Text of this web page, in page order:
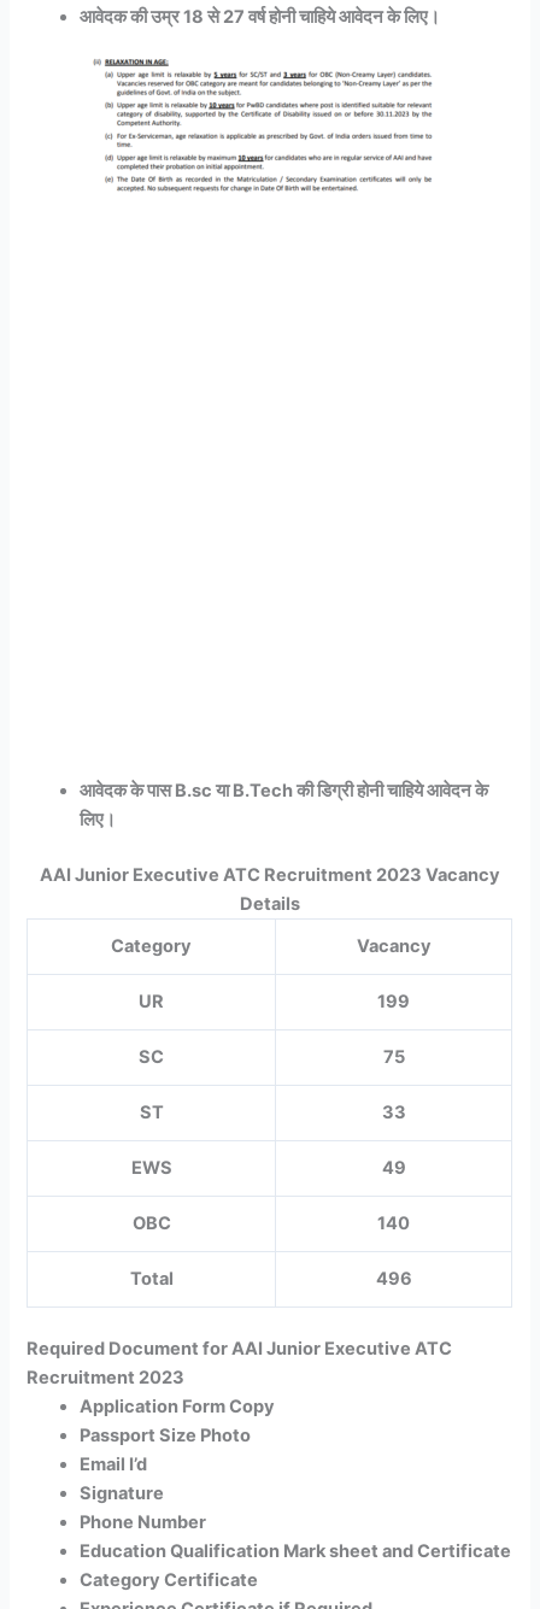
आवेदक की उम्र 18 से 27 वर्ष होनी चाहिये आवेदन के लिए।
आवेदक के पास B.sc या B.Tech की डिग्री होनी चाहिये आवेदन के
लिए।
AAI Junior Executive ATC Recruitment 2023 Vacancy
Details
Category
Vacancy
UR 199
SC 75
ST 33
EWS 49
OBC 140
Total 496
Required Document for AAI Junior Executive ATC
Recruitment 2023
Application Form Copy
Passport Size Photo
Email I’d
Signature
Phone Number
Education Qualification Mark sheet and Certificate
Category Certificate